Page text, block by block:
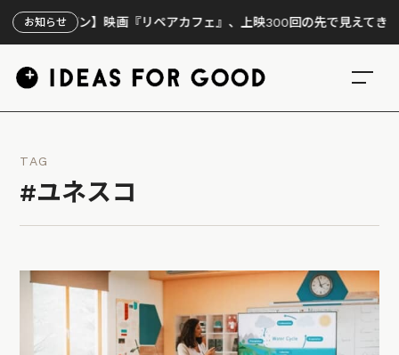
お知らせ
プン】映画『リペアカフェ』、上映300回の先で見えてきたこと
TAG
#ユネスコ